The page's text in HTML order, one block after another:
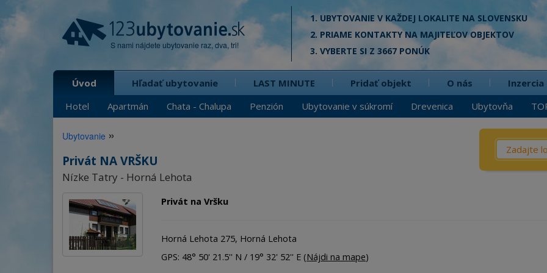
S nami nájdete ubytovanie raz, dva, tri!
1. UBYTOVANIE V KAŽDEJ LOKALITE NA SLOVENSKU
2. PRIAME KONTAKTY NA MAJITEĽOV OBJEKTOV
3. VYBERTE SI Z 3667 PONÚK
Úvod
Hotel
Apartmán Chata - Chalupa Penzión Ubytovanie v súkromí Drevenica Ubytovňa
Hľadať ubytovanie LAST MINUTE Pridať objekt O nás Inzercia
Čo? /
Ubytovanie »
Privát NA VRŠKU
Nízke Tatry - Horná Lehota
Privát na Vršku
Horná Lehota 275, Horná Lehota
GPS: 48° 50' 21.5'' N / 19° 32' 52'' E (Nájdi na mape)